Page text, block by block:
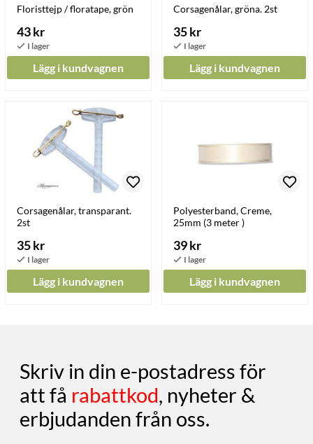
Floristtejp / floratape, grön
43 kr
Lägg i kundvagnen
Corsagenålar, gröna. 2st
35 kr
Lägg i kundvagnen
Corsagenålar, transparant.
2st
35 kr
Lägg i kundvagnen
Polyesterband, Creme,
25mm (3 meter )
39 kr
Lägg i kundvagnen
Skriv in din e-postadress för
att få rabattkod, nyheter &
erbjudanden från oss.